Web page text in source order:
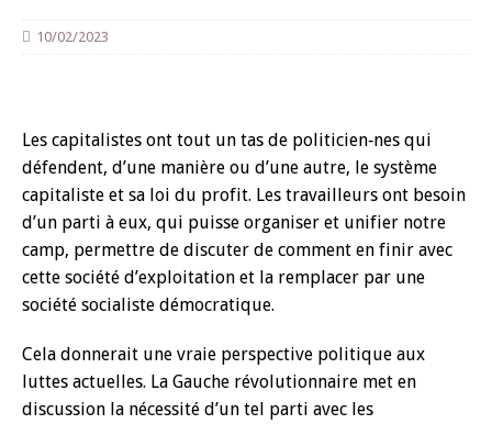
10/02/2023
Les capitalistes ont tout un tas de politicien‑nes qui
défendent, d’une manière ou d’une autre, le système
capitaliste et sa loi du profit. Les travailleurs ont besoin
d’un parti à eux, qui puisse organiser et unifier notre
camp, permettre de discuter de comment en finir avec
cette société d’exploitation et la remplacer par une
société socialiste démocratique.
Cela donnerait une vraie perspective politique aux
luttes actuelles. La Gauche révolutionnaire met en
discussion la nécessité d’un tel parti avec les